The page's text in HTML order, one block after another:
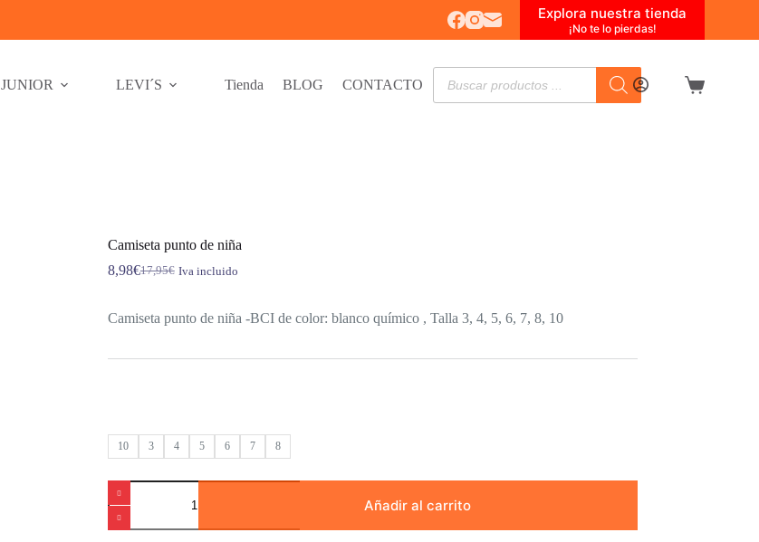
Explora nuestra tienda
¡No te lo pierdas!
JUNIOR LEVI´S Tienda BLOG CONTACTO
Búsqueda
productos
Carro
Camiseta punto de niña
17,95€
El
era:
8,98€El
es:
Iva incluido
Camiseta punto de niña -BCI de color: blanco químico , Talla 3, 4, 5, 6, 7, 8, 10
10 3 4 5 6 7 8
Camiseta
punto
de
niña
Añadir al carrito